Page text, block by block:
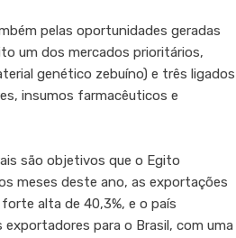
pelas oportunidades geradas
um dos mercados prioritários,
genético zebuíno) e três ligados
insumos farmacêuticos e
são objetivos que o Egito
meses deste ano, as exportações
alta de 40,3%, e o país
para o Brasil, com uma